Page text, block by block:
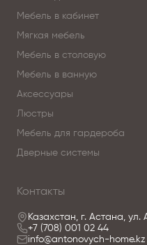
Мебель в кабинет
Мягкая мебель
Мебель в столовую
Мебель в ванную
Аксессуары
Люстры
Мебель для гардероба
Дверные системы
Контакты
Казахстан, г. Астана, ул.
+7 (708) 001 02 44
info@antonovych-home.kz